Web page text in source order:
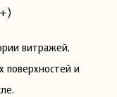
витражей,
поверхностей и